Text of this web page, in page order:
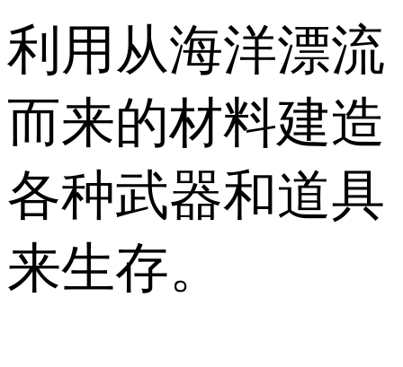
利用从海洋漂流
而来的材料建造
各种武器和道具
来生存。